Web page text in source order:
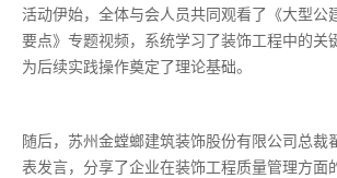
活动伊始，全体与会人员共同观看了《大型公
要点》专题视频，系统学习了装饰工程中的关
为后续实践操作奠定了理论基础。
随后，苏州金螳螂建筑装饰股份有限公司总裁
表发言，分享了企业在装饰工程质量管理方面